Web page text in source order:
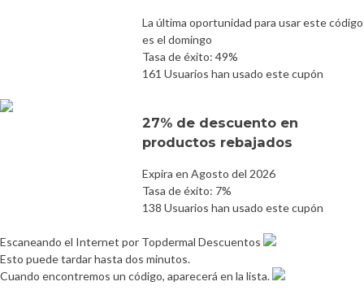
La última oportunidad para usar este código
es el domingo
Tasa de éxito: 49%
161 Usuarios han usado este cupón
27% de descuento en
productos rebajados
Expira en Agosto del 2026
Tasa de éxito: 7%
138 Usuarios han usado este cupón
Escaneando el Internet por Topdermal Descuentos
Esto puede tardar hasta dos minutos.
Cuando encontremos un código, aparecerá en la lista.